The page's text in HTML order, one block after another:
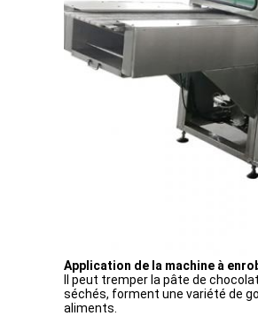
Application de la machine à
Il peut tremper la pâte de
séchés, forment une variété de
aliments.